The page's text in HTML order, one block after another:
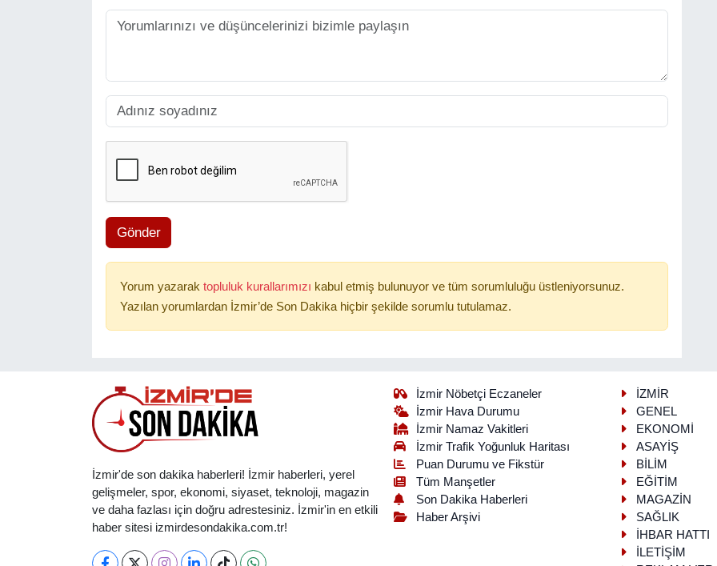
Gönder
Yorum yazarak topluluk kurallarımızı kabul etmiş bulunuyor ve tüm sorumluluğu üstleniyorsunuz.
Yazılan yorumlardan İzmir’de Son Dakika hiçbir şekilde sorumlu tutulamaz.
İzmir'de son dakika haberleri! İzmir haberleri, yerel
gelişmeler, spor, ekonomi, siyaset, teknoloji, magazin
ve daha fazlası için doğru adrestesiniz. İzmir'in en etkili
haber sitesi izmirdesondakika.com.tr!
İzmir Nöbetçi Eczaneler
İzmir Hava Durumu
İzmir Namaz Vakitleri
İzmir Trafik Yoğunluk Haritası
Puan Durumu ve Fikstür
Tüm Manşetler
Son Dakika Haberleri
Haber Arşivi
İZMİR
GENEL
EKONOMİ
ASAYİŞ
BİLİM
EĞİTİM
MAGAZİN
SAĞLIK
İHBAR HATTI
İLETİŞİM